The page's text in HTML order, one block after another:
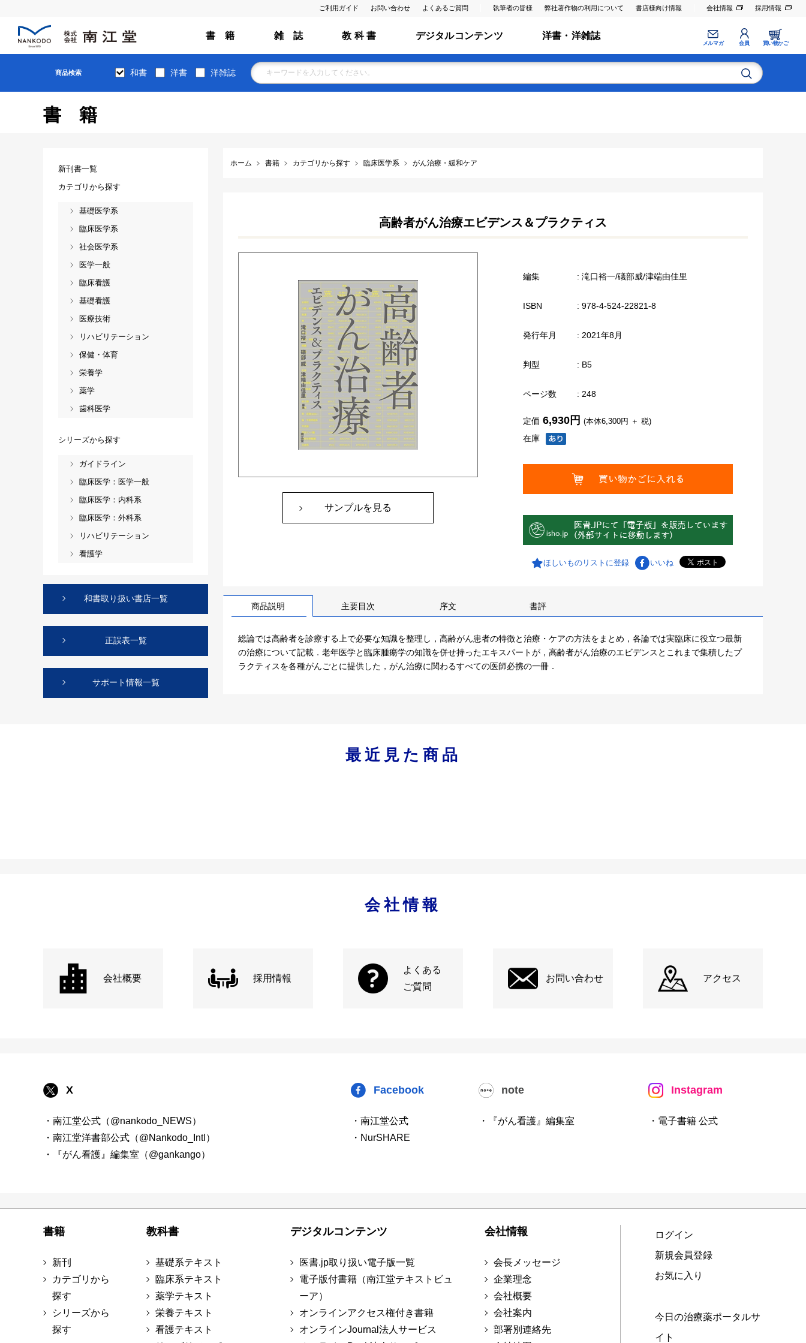
ご利用ガイド お問い合わせ よくあるご質問 執筆者の皆様 弊社著作物の利用について 書店様向け情報 会社情報 採用情報
書 籍 雑 誌 教 科 書 デジタルコンテンツ 洋書・洋雑誌
メルマガ 会員 買い物かご
商品検索 和書 洋書 洋雑誌
書籍
ホーム 書籍 カテゴリから探す 臨床医学系 がん治療・緩和ケア
高齢者がん治療エビデンス＆プラクティス
サンプルを見る
編集 : 滝口裕一/礒部威/津端由佳里
ISBN : 978-4-524-22821-8
発行年月 : 2021年8月
判型 : B5
ページ数 : 248
在庫
定価 6,930円 (本体6,300円 ＋ 税)
ほしいものリストに登録 いいね
商品説明 主要目次 序文 書評
総論では高齢者を診療する上で必要な知識を整理し，高齢がん患者の特徴と治療・ケアの方法をまとめ，各論では実臨床に役立つ最新
の治療について記載．老年医学と臨床腫瘍学の知識を併せ持ったエキスパートが，高齢者がん治療のエビデンスとこれまで集積したプ
ラクティスを各種がんごとに提供した，がん治療に関わるすべての医師必携の一冊．
新刊書一覧
カテゴリから探す
基礎医学系
臨床医学系
社会医学系
医学一般
臨床看護
基礎看護
医療技術
リハビリテーション
保健・体育
栄養学
薬学
歯科医学
シリーズから探す
ガイドライン
臨床医学：医学一般
臨床医学：内科系
臨床医学：外科系
リハビリテーション
看護学
和書取り扱い書店一覧
正誤表一覧
サポート情報一覧
最近見た商品
会社情報
会社概要 採用情報
よくある
ご質問
お問い合わせ アクセス
X
・南江堂公式（@nankodo_NEWS）
・南江堂洋書部公式（@Nankodo_Intl）
・『がん看護』編集室（@gankango）
Facebook
・南江堂公式
・NurSHARE
note
・『がん看護』編集室
Instagram
・電子書籍 公式
書籍
新刊
カテゴリから
探す
シリーズから
探す
教科書
基礎系テキスト
臨床系テキスト
薬学テキスト
栄養テキスト
看護テキスト
デジタルコンテンツ
医書.jp取り扱い電子版一覧
電子版付書籍（南江堂テキストビュ
ーア）
オンラインアクセス権付き書籍
オンラインJournal法人サービス
会社情報
会長メッセージ
企業理念
会社概要
会社案内
部署別連絡先
ログイン
新規会員登録
お気に入り
今日の治療薬ポータルサ
イト